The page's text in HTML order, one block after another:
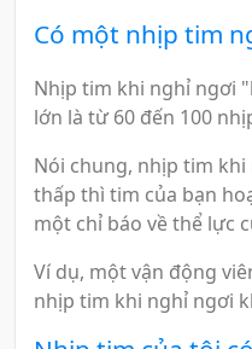
Có một nhịp tim
Nhịp tim khi nghỉ ngơi
lớn là từ 60 đến 100
Nói chung, nhịp tim
thấp thì tim của bạn
một chỉ báo về thể lực
Ví dụ, một vận động
nhịp tim khi nghỉ ngơi